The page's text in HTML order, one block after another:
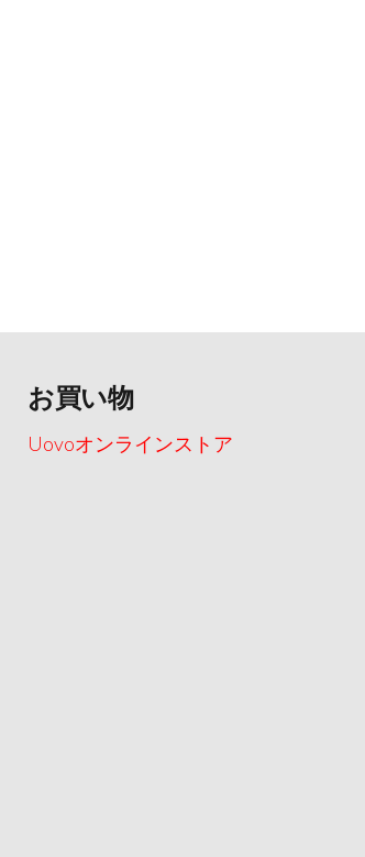
お買い物
Uovoオンラインストア